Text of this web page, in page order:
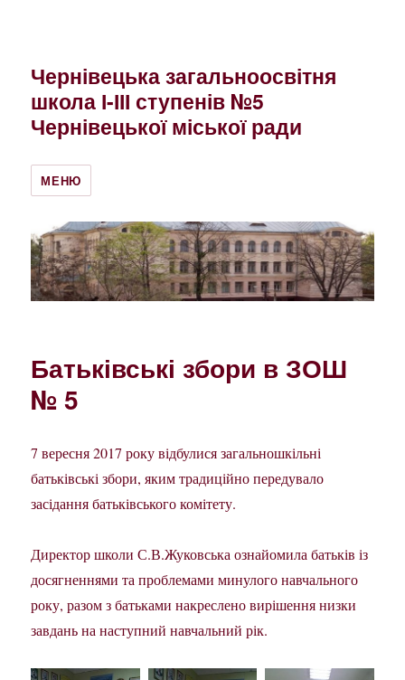
Чернівецька загальноосвітня
школа І-ІІІ ступенів №5
Чернівецької міської ради
МЕНЮ
Батьківські збори в ЗОШ
№ 5
7 вересня 2017 року відбулися загальношкільні
батьківські збори, яким традиційно передувало
засідання батьківського комітету.
Директор школи С.В.Жуковська ознайомила батьків із
досягненнями та проблемами минулого навчального
року, разом з батьками накреслено вирішення низки
завдань на наступний навчальний рік.